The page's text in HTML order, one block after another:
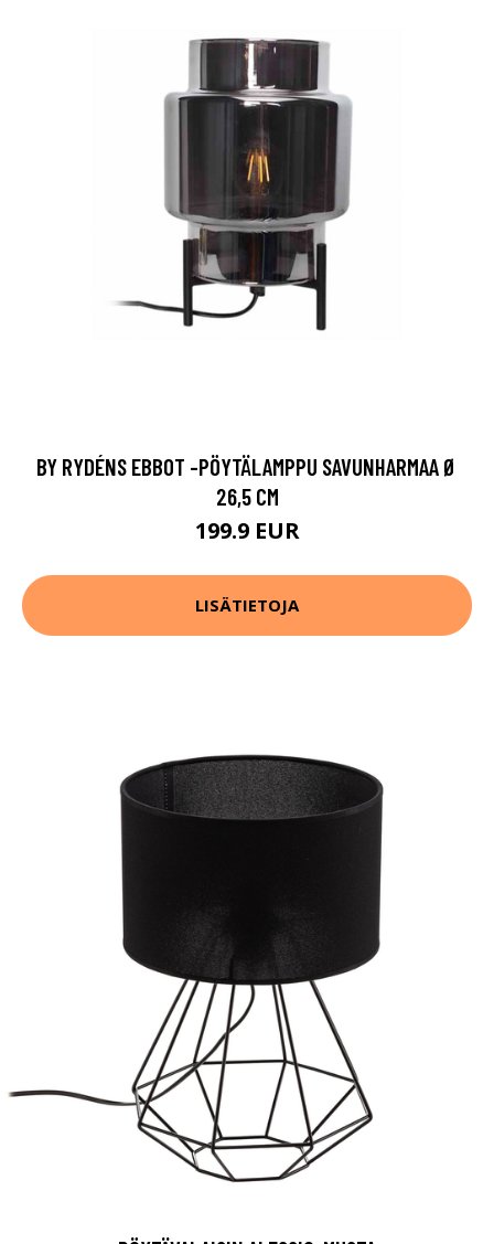
BY RYDÉNS EBBOT -PÖYTÄLAMPPU SAVUNHARMAA Ø
26,5 CM
199.9 EUR
LISÄTIETOJA